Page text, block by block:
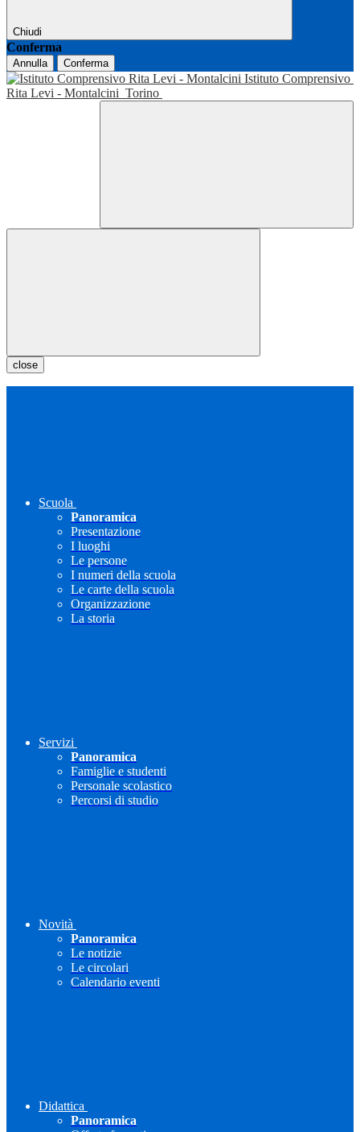
Chiudi
Conferma
Annulla Conferma
Istituto Comprensivo
Rita Levi - Montalcini Torino
close
Scuola
Panoramica
Presentazione
I luoghi
Le persone
I numeri della scuola
Le carte della scuola
Organizzazione
La storia
Servizi
Panoramica
Famiglie e studenti
Personale scolastico
Percorsi di studio
Novità
Panoramica
Le notizie
Le circolari
Calendario eventi
Didattica
Panoramica